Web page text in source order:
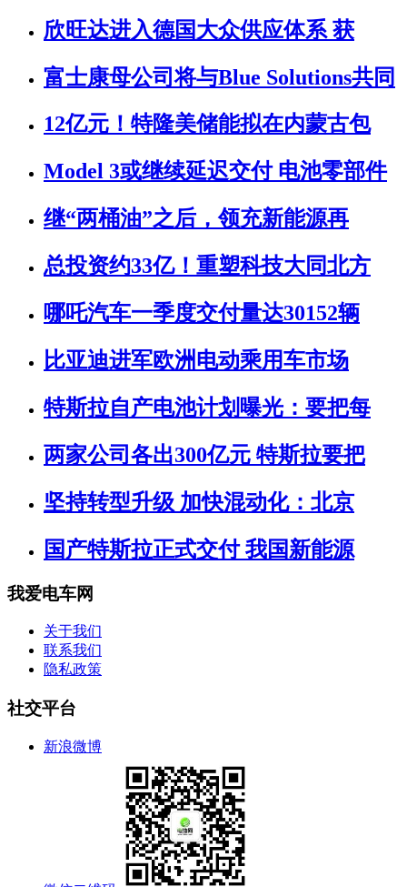
欣旺达进入德国大众供应体系 获
富士康母公司将与Blue Solutions共同
12亿元！特隆美储能拟在内蒙古包
Model 3或继续延迟交付 电池零部件
继“两桶油”之后，领充新能源再
总投资约33亿！重塑科技大同北方
哪吒汽车一季度交付量达30152辆
比亚迪进军欧洲电动乘用车市场
特斯拉自产电池计划曝光：要把每
两家公司各出300亿元 特斯拉要把
坚持转型升级 加快混动化：北京
国产特斯拉正式交付 我国新能源
我爱电车网
关于我们
联系我们
隐私政策
社交平台
新浪微博